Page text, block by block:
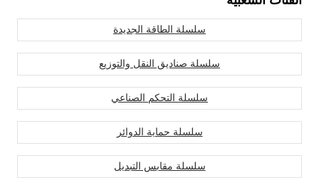
سلسلة الطاقة الجديدة
سلسلة صناديق النقل والتوزيع
سلسلة التحكم الصناعي
سلسلة حماية الدوائر
سلسلة مقابس التبديل